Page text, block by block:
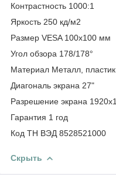
Контрастность 1000:1
Яркость 250 кд/м2
Размер VESA 100x100 мм
Угол обзора 178/178°
Материал Металл, пластик
Диагональ экрана 27"
Разрешение экрана
Гарантия 1 год
Код ТН ВЭД 8528521000
Скрыть